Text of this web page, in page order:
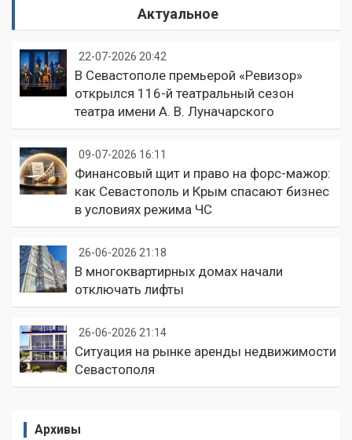
Актуальное
22-07-2026 20:42
В Севастополе премьерой «Ревизор»
открылся 116-й театральный сезон
театра имени А. В. Луначарского
09-07-2026 16:11
Финансовый щит и право на форс-мажор:
как Севастополь и Крым спасают бизнес
в условиях режима ЧС
26-06-2026 21:18
В многоквартирных домах начали
отключать лифты
26-06-2026 21:14
Ситуация на рынке аренды недвижимости
Севастополя
Архивы